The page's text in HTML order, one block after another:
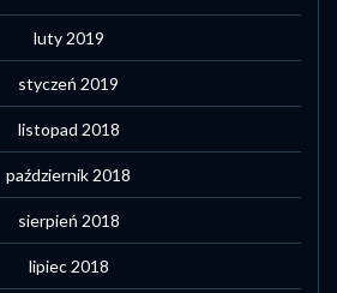
luty 2019
styczeń 2019
listopad 2018
październik 2018
sierpień 2018
lipiec 2018